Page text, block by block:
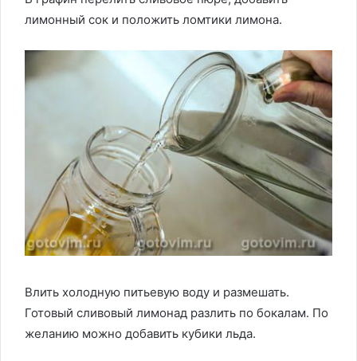
лимонный сок и положить ломтики лимона.
Влить холодную питьевую воду и размешать.
Готовый сливовый лимонад разлить по бокалам. По
желанию можно добавить кубики льда.